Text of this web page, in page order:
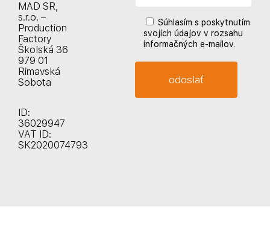
MAD SR,
s.r.o. –
Production
Factory
Školská 36
979 01
Rimavská
Sobota
ID:
36029947
VAT ID:
SK2020074793
Súhlasím s poskytnutím
svojich údajov v rozsahu
informačných e-mailov.